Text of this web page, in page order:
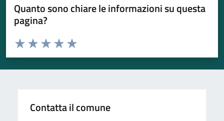
Quanto sono chiare le informazioni su questa
pagina?
Valuta da 1 a 5 stelle la pagina
Valuta 5 stelle su 5
Valuta 4 stelle su 5
Valuta 3 stelle su 5
Valuta 2 stelle su 5
Valuta 1 stelle su 5
Contatta il comune